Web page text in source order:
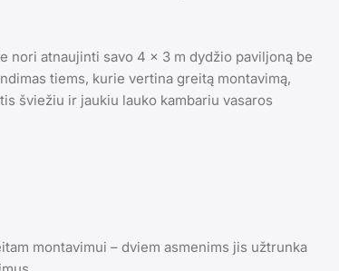
nori atnaujinti savo 4 x 3 m dydžio paviljoną be
tiems, kurie vertina greitą montavimą,
šviežiu ir jaukiu lauko kambariu vasaros
montavimui – dviem asmenims jis užtrunka